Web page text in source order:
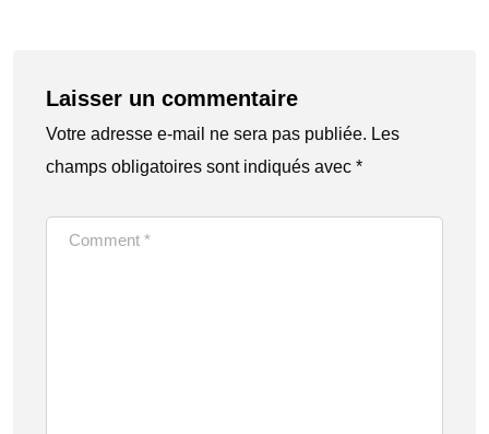
Laisser un commentaire
Votre adresse e-mail ne sera pas publiée. Les
champs obligatoires sont indiqués avec *